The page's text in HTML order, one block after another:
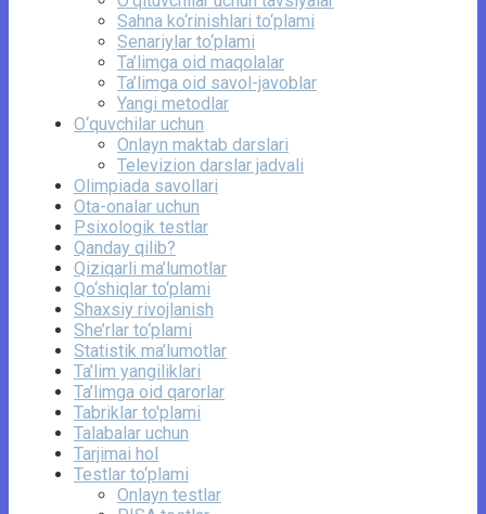
Sahna ko‘rinishlari to‘plami
Senariylar to‘plami
Ta’limga oid maqolalar
Ta’limga oid savol-javoblar
Yangi metodlar
O‘quvchilar uchun
Onlayn maktab darslari
Televizion darslar jadvali
Olimpiada savollari
Ota-onalar uchun
Psixologik testlar
Qanday qilib?
Qiziqarli ma’lumotlar
Qo‘shiqlar to‘plami
Shaxsiy rivojlanish
She’rlar to‘plami
Statistik ma’lumotlar
Ta’lim yangiliklari
Ta’limga oid qarorlar
Tabriklar to'plami
Talabalar uchun
Tarjimai hol
Testlar to‘plami
Onlayn testlar